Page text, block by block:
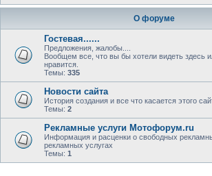
О форуме
Гостевая......
Предложения, жалобы....
Вообщем все, что вы бы хотели видеть здесь
нравится.
Темы: 335
Новости сайта
История создания и все что касается этого
Темы: 2
Рекламные услуги Мотофорум.ru
Информация и расценки о свободных
рекламных услугах
Темы: 1